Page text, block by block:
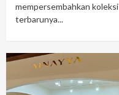
mempersembahkan koleksi
terbarunya...